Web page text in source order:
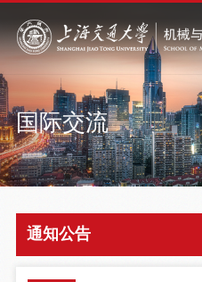
国际交流
通知公告